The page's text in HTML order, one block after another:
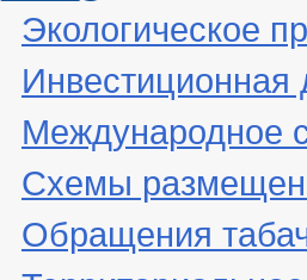
Экологическое
Инвестиционная
Международное
Схемы
Обращения